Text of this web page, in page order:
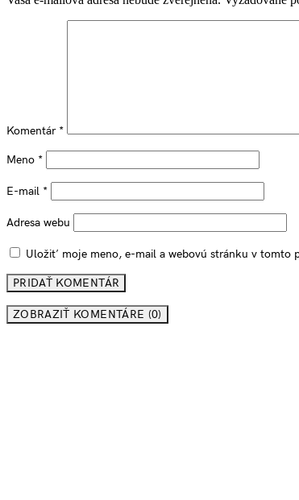
Komentár *
Meno *
E-mail *
Adresa webu
Uložiť moje meno, e-mail a webovú stránku v tomto
ZOBRAZIŤ KOMENTÁRE (0)